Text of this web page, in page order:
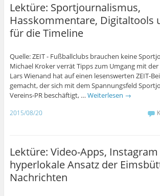
Lektüre: Sportjournalismus,
Hasskommentare, Digitaltools
für die Timeline
Quelle: ZEIT - Fußballclubs brauchen keine
Michael Kroker verrät Tipps zum Umgang mit
Lars Wienand hat auf einen lesenswerten ZEIT-
gemacht, der sich mit dem Spannungsfeld
Vereins-PR beschäftigt, … Weiterlesen →
2015/08/20
Lektüre: Video-Apps,
hyperlokale Ansatz der
Nachrichten